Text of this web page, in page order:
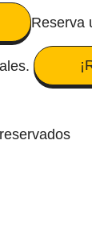
Reserva